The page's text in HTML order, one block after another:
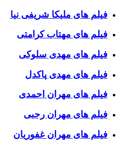
فیلم های ملیکا شریفی نیا
فیلم های مهتاب کرامتی
فیلم های مهدی سلوکی
فیلم های مهدی پاکدل
فیلم های مهران احمدی
فیلم های مهران رجبی
فیلم های مهران غفوریان